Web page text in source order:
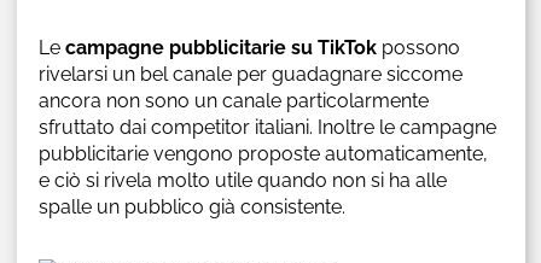
Le campagne pubblicitarie su TikTokpossono
rivelarsi un bel canale per guadagnare siccome
ancora non sono un canale particolarmente
sfruttato dai competitor italiani. Inoltre le campagne
pubblicitarie vengono proposte automaticamente,
e ciò si rivela molto utile quando non si ha alle
spalle un pubblico già consistente.